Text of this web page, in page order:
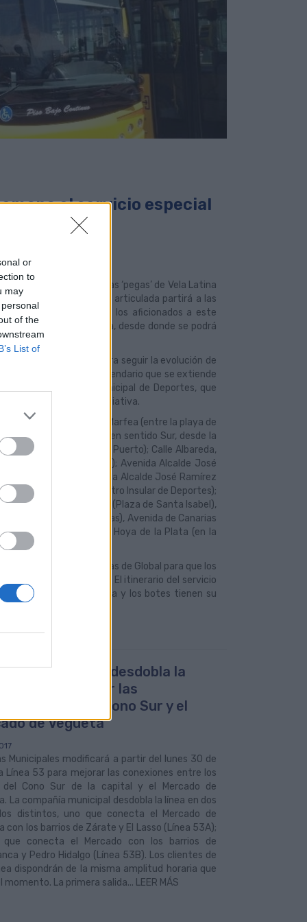
or
to
may
of the
List of
el servicio especial
para asistir a las ‘pegas’ de Vela Latina
Portuaria, una guagua articulada partirá a las
donde recogerá a los aficionados a este
y a la playa de La Laja, desde donde se podrá
y seguridad, para seguir la evolución de
Gran Canaria en un calendario que se extiende
del Instituto Municipal de Deportes, que
colabora en esta iniciativa.
zona de la zona de la Marfea (entre la playa de
regatas. Las paradas en sentido Sur, desde la
Albareda (Mercado del Puerto); Calle Albareda,
edificio José Antonio); Avenida Alcalde José
Deportivo; Avenida Alcalde José Ramírez
(frente a Centro Insular de Deportes);
Díaz Saavedra Navarro (Plaza de Santa Isabel),
al colegia Islas Canarias), Avenida de Canarias
Diseño Gran Canaria); Hoya de la Plata (en la
uso de las paradas de Global para que los
recorrido de los botes. El itinerario del servicio
concluye la prueba y los botes tienen su
Municipales desdobla la
53 para mejorar las
entre el Cono Sur y el
de Vegueta
Municipales modificará a partir del lunes 30 de
Línea 53 para mejorar las conexiones entre los
del Cono Sur de la capital y el Mercado de
La compañía municipal desdobla la línea en dos
distintos, uno que conecta el Mercado de
con los barrios de Zárate y El Lasso (Línea 53A);
conecta el Mercado con los barrios de
y Pedro Hidalgo (Línea 53B). Los clientes de
dispondrán de la misma amplitud horaria que
momento. La primera salida... LEER MÁS